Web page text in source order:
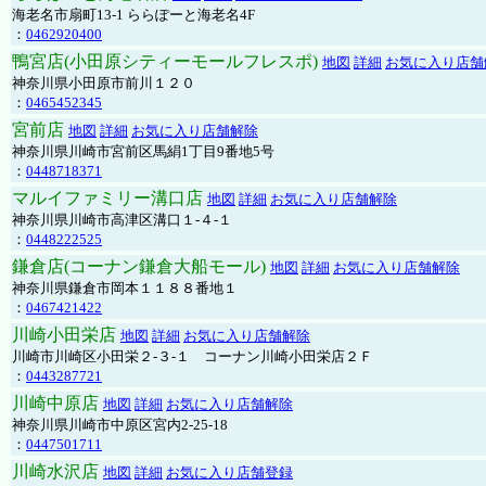
海老名市扇町13-1 ららぽーと海老名4F
： 0462920400
鴨宮店(小田原シティーモールフレスポ) 地図 詳細 お気に入り店
神奈川県小田原市前川１２０
： 0465452345
宮前店 地図 詳細 お気に入り店舗解除
神奈川県川崎市宮前区馬絹1丁目9番地5号
： 0448718371
マルイファミリー溝口店 地図 詳細 お気に入り店舗解除
神奈川県川崎市高津区溝口１-４-１
： 0448222525
鎌倉店(コーナン鎌倉大船モール) 地図 詳細 お気に入り店舗解除
神奈川県鎌倉市岡本１１８８番地１
： 0467421422
川崎小田栄店 地図 詳細 お気に入り店舗解除
川崎市川崎区小田栄２‐３‐１ コーナン川崎小田栄店２Ｆ
： 0443287721
川崎中原店 地図 詳細 お気に入り店舗解除
神奈川県川崎市中原区宮内2-25-18
： 0447501711
川崎水沢店 地図 詳細 お気に入り店舗登録